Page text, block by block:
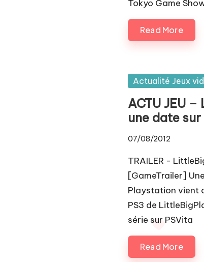
Tokyo Game
Read More
Posted
Actualité Jeux
ACTU JEU
une date sur
07/08/2012
TRAILER -
[GameTrailer]
Playstation vient
PS3 de
série sur PSVita
Read More